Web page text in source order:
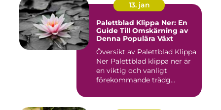
13. jan
Palettblad Klippa Ner: En
Guide Till Omskärning av
Denna Populära Växt
Översikt av Palettblad Klippa
Ner Palettblad klippa ner är
en viktig och vanligt
förekommande trädg...